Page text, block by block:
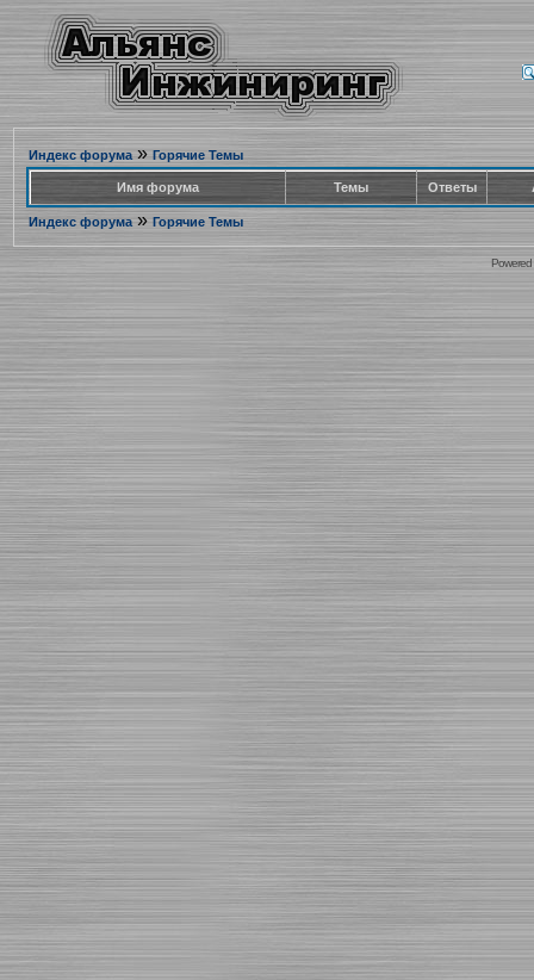
Индекс форума» Горячие Темы
Имя форума Темы Ответы
Индекс форума» Горячие Темы